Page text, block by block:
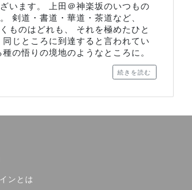
います。 上田＠神楽坂のいつもの
剣道・書道・華道・茶道など、
くものはどれも、 それを極めたひと
同じところに到達すると言われてい
種の悟りの境地のようなところに。
続きを読む
ンとは